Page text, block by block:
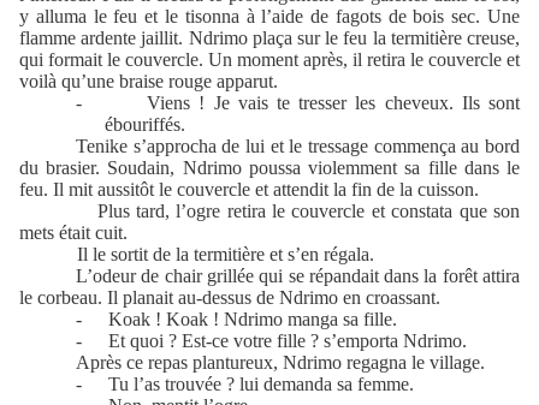
y alluma le feu et le tisonna à l’aide de fagots de bois sec. Une
flamme ardente jaillit. Ndrimo plaça sur le feu la termitière creuse,
qui formait le couvercle. Un moment après, il retira le couvercle et
voilà qu’une braise rouge apparut.
-
Viens ! Je vais te tresser les cheveux. Ils sont
ébouriffés.
Tenike s’approcha de lui et le tressage commença au bord
du brasier. Soudain, Ndrimo poussa violemment sa fille dans le
feu. Il mit aussitôt le couvercle et attendit la fin de la cuisson.
Plus tard, l’ogre retira le couvercle et constata que son
mets était cuit.
Il le sortit de la termitière et s’en régala.
L’odeur de chair grillée qui se répandait dans la forêt attira
le corbeau. Il planait au-dessus de Ndrimo en croassant.
-
Koak ! Koak ! Ndrimo manga sa fille.
-
Et quoi ? Est-ce votre fille ? s’emporta Ndrimo.
Après ce repas plantureux, Ndrimo regagna le village.
-
Tu l’as trouvée ? lui demanda sa femme.